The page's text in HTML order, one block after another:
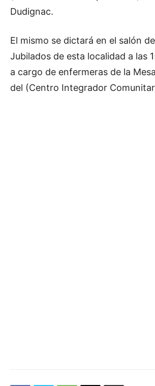
Dudignac.
El mismo se dictará en el salón
Jubilados de esta localidad a las
a cargo de enfermeras de la
del (Centro Integrador